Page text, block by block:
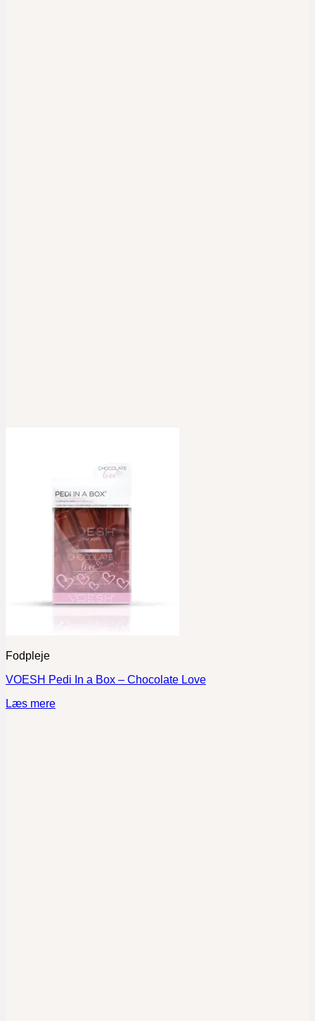
Fodpleje
VOESH Pedi In a Box – Chocolate Love
Læs mere